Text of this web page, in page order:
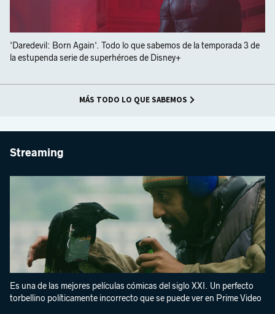
'Daredevil: Born Again'. Todo lo que sabemos de la temporada 3 de
la estupenda serie de superhéroes de Disney+
MÁS TODO LO QUE SABEMOS
Streaming
Es una de las mejores películas cómicas del siglo XXI. Un perfecto
torbellino políticamente incorrecto que se puede ver en Prime Video